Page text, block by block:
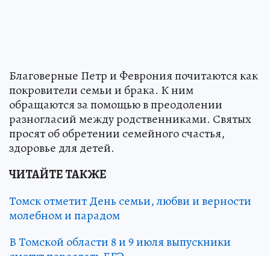
Благоверные Петр и Феврония почитаются как
покровители семьи и брака. К ним
обращаются за помощью в преодолении
разногласий между родственниками. Святых
просят об обретении семейного счастья,
здоровье для детей.
ЧИТАЙТЕ ТАКЖЕ
Томск отметит День семьи, любви и верности
молебном и парадом
В Томской области 8 и 9 июля выпускники